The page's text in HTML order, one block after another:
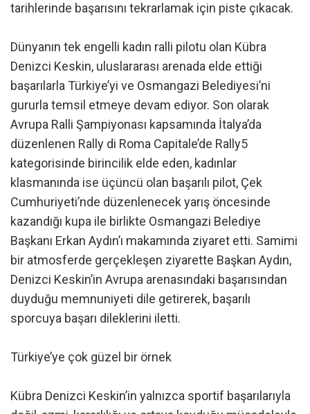
tarihlerinde başarısını tekrarlamak için piste çıkacak.
Dünyanın tek engelli kadın ralli pilotu olan Kübra
Denizci Keskin, uluslararası arenada elde ettiği
başarılarla Türkiye’yi ve Osmangazi Belediyesi’ni
gururla temsil etmeye devam ediyor. Son olarak
Avrupa Ralli Şampiyonası kapsamında İtalya’da
düzenlenen Rally di Roma Capitale’de Rally5
kategorisinde birincilik elde eden, kadınlar
klasmanında ise üçüncü olan başarılı pilot, Çek
Cumhuriyeti’nde düzenlenecek yarış öncesinde
kazandığı kupa ile birlikte Osmangazi Belediye
Başkanı Erkan Aydın’ı makamında ziyaret etti. Samimi
bir atmosferde gerçekleşen ziyarette Başkan Aydın,
Denizci Keskin’in Avrupa arenasındaki başarısından
duyduğu memnuniyeti dile getirerek, başarılı
sporcuya başarı dileklerini iletti.
Türkiye’ye çok güzel bir örnek
Kübra Denizci Keskin’in yalnızca sportif başarılarıyla